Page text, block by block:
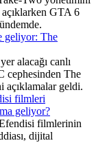
GTA 6
geliyor: The
alacağı canlı
cephesinden The
açıklamalar geldi.
filmleri
geliyor?
filmlerinin
dijital